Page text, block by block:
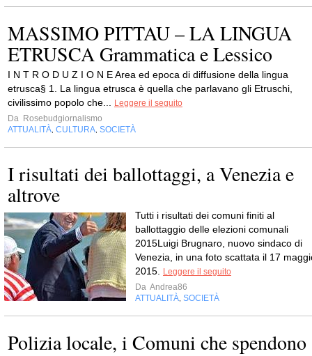
MASSIMO PITTAU – LA LINGUA
ETRUSCA Grammatica e Lessico
I N T R O D U Z I O N E Area ed epoca di diffusione della lingua
etrusca§ 1. La lingua etrusca è quella che parlavano gli Etruschi,
civilissimo popolo che...
Leggere il seguito
Da Rosebudgiornalismo
ATTUALITÀ CULTURA SOCIETÀ
I risultati dei ballottaggi, a Venezia e
altrove
Tutti i risultati dei comuni finiti al
ballottaggio delle elezioni comunali
2015Luigi Brugnaro, nuovo sindaco di
Venezia, in una foto scattata il 17
2015.
Leggere il seguito
Da Andrea86
ATTUALITÀ SOCIETÀ
Polizia locale, i Comuni che spendono